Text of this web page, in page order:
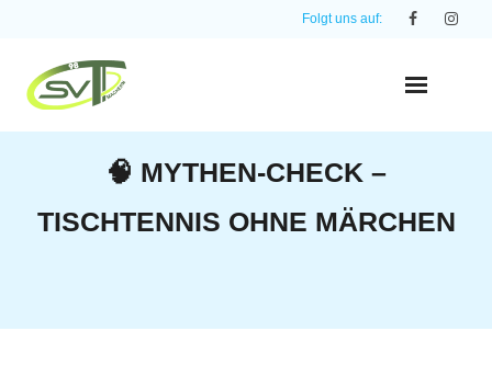
content
Folgt uns auf:
🧠 MYTHEN-CHECK –
TISCHTENNIS OHNE MÄRCHEN